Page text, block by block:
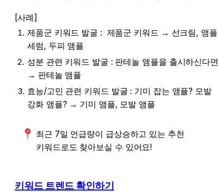
[사례]
제품군 키워드 발굴 :  제품군 키워드 → 선크림, 앰
세럼, 두피 앰플
성분 관련 키워드 발굴 : 판테놀 앰플을 출시하신다
→ 판테놀 앰플
효능/고민 관련 키워드 발굴 : 기미 잡는 앰플? 모발
강화 앰플? → 기미 앰플, 모발 앰플
최근 7일 언급량이 급상승하고 있는 추천
키워드로도 찾아보실 수 있어요!
키워드 트렌드 확인하기